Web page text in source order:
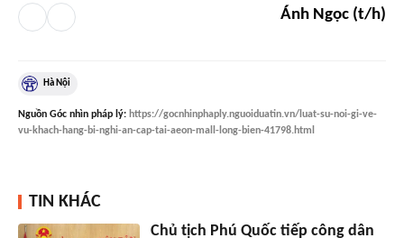
Ánh Ngọc (t/h)
Hà Nội
Nguồn Góc nhìn pháp lý: https://gocnhinphaply.nguoiduatin.vn/luat-su-noi-gi-ve-
vu-khach-hang-bi-nghi-an-cap-tai-aeon-mall-long-bien-41798.html
TIN KHÁC
Chủ tịch Phú Quốc tiếp công dân